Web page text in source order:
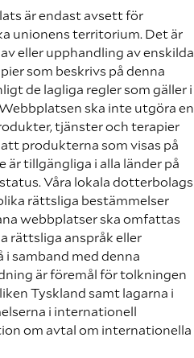
är endast avsett för
unionens territorium. Det är
eller upphandling av enskilda
som beskrivs på denna
de lagliga regler som gäller i
ska inte utgöra en
tjänster och terapier
produkterna som visas på
är tillgängliga i alla länder på
Våra lokala dotterbolags
rättsliga bestämmelser
webbplatser ska omfattas
rättsliga anspråk eller
samband med denna
är föremål för tolkningen
Tyskland samt lagarna i
i internationell
om avtal om internationella